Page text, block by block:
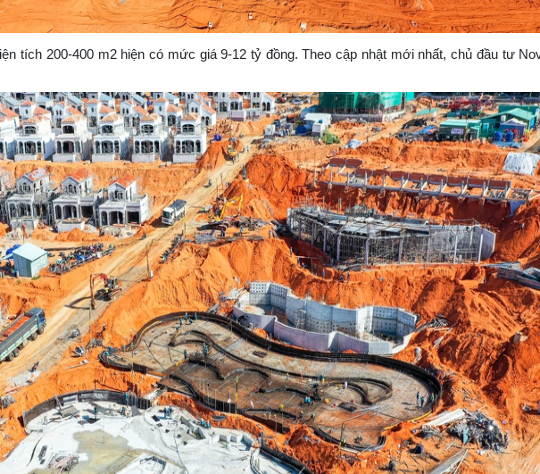
tích 200-400 m2 hiện có mức giá 9-12 tỷ đồng. Theo cập nhật mới nhất, chủ đầu tư